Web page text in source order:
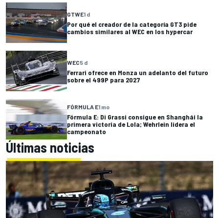
GTWE1 d
Por qué el creador de la categoría GT3 pide
cambios similares al WEC en los hypercar
WEC5 d
Ferrari ofrece en Monza un adelanto del futuro
sobre el 499P para 2027
FÓRMULA E1 mo
Fórmula E: Di Grassi consigue en Shanghái la
primera victoria de Lola; Wehrlein lidera el
campeonato
Últimas noticias